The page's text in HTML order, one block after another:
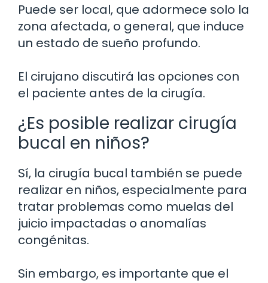
Puede ser local, que adormece solo la
zona afectada, o general, que induce
un estado de sueño profundo.
El cirujano discutirá las opciones con
el paciente antes de la cirugía.
¿Es posible realizar cirugía
bucal en niños?
Sí, la cirugía bucal también se puede
realizar en niños, especialmente para
tratar problemas como muelas del
juicio impactadas o anomalías
congénitas.
Sin embargo, es importante que el